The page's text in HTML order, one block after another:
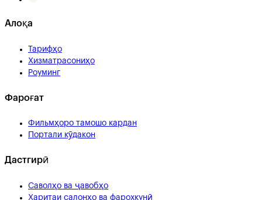
Алоқа
Тарифҳо
Хизматрасониҳо
Роуминг
Фароғат
Фильмҳоро тамошо кардан
Портали кӯдакон
Дастгирӣ
Саволҳо ва ҷавобҳо
Харитаи салонҳо ва фарохкунӣ